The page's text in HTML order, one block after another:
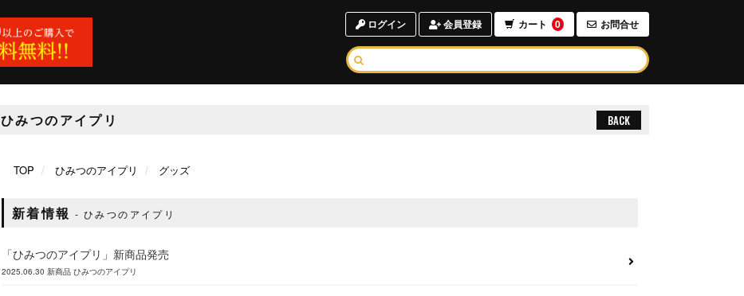
ログイン 会員登録 カート 0 お問合せ
ひみつのアイプリ BACK
TOP ひみつのアイプリ グッズ
新着情報 ひみつのアイプリ
「ひみつのアイプリ」新商品発売
2025.06.30 新商品 ひみつのアイプリ